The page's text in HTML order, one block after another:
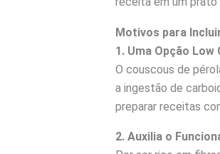
Motivos para
1. Uma Opção Low
O couscous de
a ingestão de
preparar receitas
2. Auxilia o